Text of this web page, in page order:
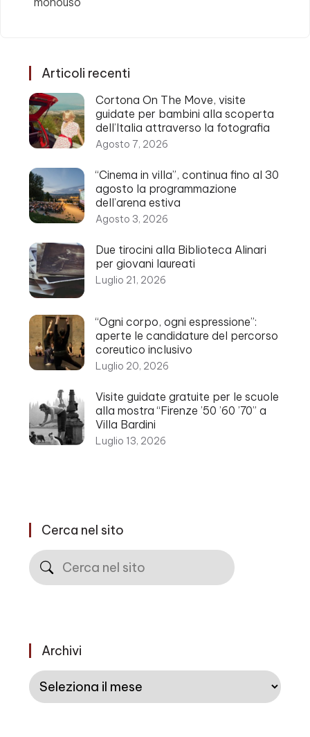
Articoli recenti
Cortona On The Move, visite
guidate per bambini alla scoperta
dell’Italia attraverso la fotografia
Agosto 7, 2026
“Cinema in villa”, continua fino al 30
agosto la programmazione
dell’arena estiva
Agosto 3, 2026
Due tirocini alla Biblioteca Alinari
per giovani laureati
Luglio 21, 2026
“Ogni corpo, ogni espressione”:
aperte le candidature del percorso
coreutico inclusivo
Luglio 20, 2026
Visite guidate gratuite per le scuole
alla mostra “Firenze ’50 ’60 ’70” a
Villa Bardini
Luglio 13, 2026
Cerca nel sito
Cerca
Archivi
Archivi